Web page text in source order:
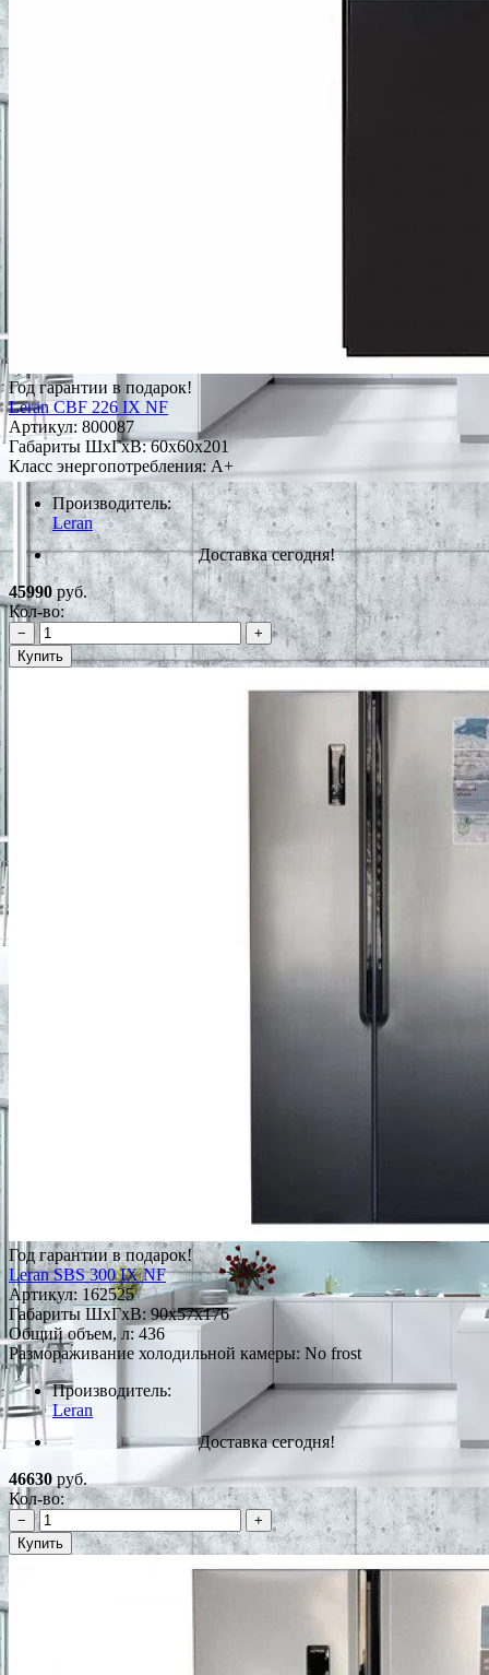
Год гарантии в подарок!
Leran CBF 226 IX NF
Артикул: 800087
Габариты ШxГxВ: 60x60x201
Класс энергопотребления: A+
Производитель:
Leran
Доставка сегодня!
45990руб.
Кол-во:
−
+
Купить
Год гарантии в подарок!
Leran SBS 300 IX NF
Артикул:162525
Габариты ШxГxВ: 90x57x176
Общий объем, л: 436
Размораживание холодильной камеры: No frost
Производитель:
Leran
Доставка сегодня!
46630 руб.
Кол-во:
−
+
Купить